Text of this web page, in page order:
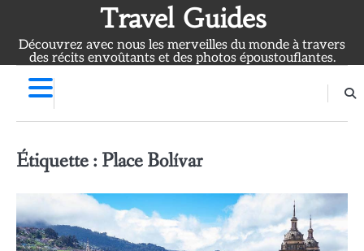
content
Travel Guides
Découvrez avec nous les merveilles du monde à travers
des récits envoûtants et des photos époustouflantes.
Étiquette : Place Bolívar